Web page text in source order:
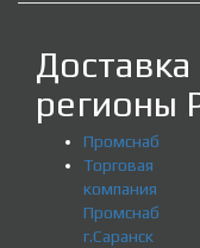
регионы
Промснаб
Торговая
компания
Промснаб
г.Саранск